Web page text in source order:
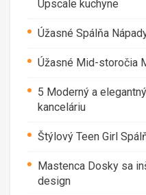
Upscale kuchyne
Úžasné Spálňa
Úžasné Mid-storočia
5 Moderný a
kanceláriu
Štýlový Teen Girl
Mastenca Dosky sa
design